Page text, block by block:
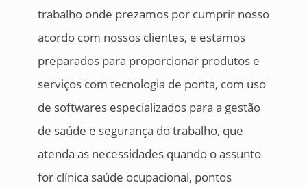
trabalho onde prezamos por cumprir nosso
acordo com nossos clientes, e estamos
preparados para proporcionar produtos e
serviços com tecnologia de ponta, com uso
de softwares especializados para a gestão
de saúde e segurança do trabalho, que
atenda as necessidades quando o assunto
for clínica saúde ocupacional, pontos